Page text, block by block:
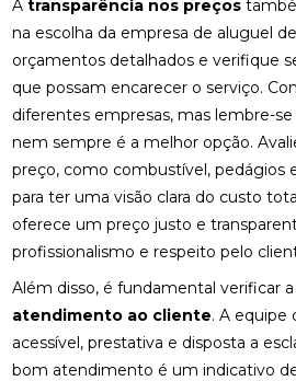
Atransparência nos preços
na escolha da empresa de aluguel
orçamentos detalhados e verifique
que possam encarecer o serviço.
diferentes empresas, mas lembre-
nem sempre é a melhor opção.
preço, como combustível, pedágios
para ter uma visão clara do custo
oferece um preço justo e
profissionalismo e respeito pelo
Além disso, é fundamental verificar a
atendimento ao cliente. A equipe
acessível, prestativa e disposta a
bom atendimento é um indicativo